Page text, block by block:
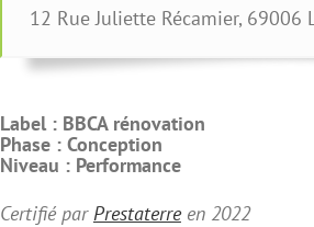
12 Rue Juliette Récamier, 69006
Label : BBCA rénovation
Phase : Conception
Niveau : Performance
Certifié parPrestaterreen 2022